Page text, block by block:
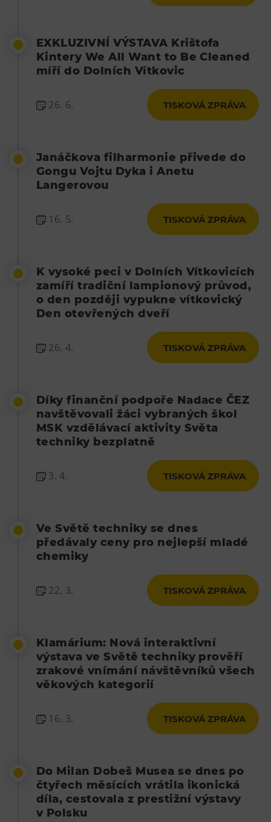
EXKLUZIVNÍ VÝSTAVA Krištofa
Kintery We All Want to Be Cleaned
míří do Dolních Vítkovic
26. 6. TISKOVÁ ZPRÁVA
Janáčkova filharmonie přivede do
Gongu Vojtu Dyka i Anetu
Langerovou
16. 5. TISKOVÁ ZPRÁVA
K vysoké peci v Dolních Vítkovicích
zamíří tradiční lampionový průvod,
o den později vypukne vítkovický
Den otevřených dveří
26. 4. TISKOVÁ ZPRÁVA
Díky finanční podpoře Nadace ČEZ
navštěvovali žáci vybraných škol
MSK vzdělávací aktivity Světa
techniky bezplatně
3. 4. TISKOVÁ ZPRÁVA
Ve Světě techniky se dnes
předávaly ceny pro nejlepší mladé
chemiky
22. 3. TISKOVÁ ZPRÁVA
Klamárium: Nová interaktivní
výstava ve Světě techniky prověří
zrakové vnímání návštěvníků všech
věkových kategorií
16. 3. TISKOVÁ ZPRÁVA
Do Milan Dobeš Musea se dnes po
čtyřech měsících vrátila ikonická
díla, cestovala z prestižní výstavy
v Polsku